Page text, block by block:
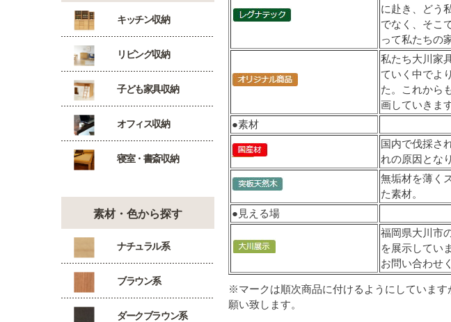
キッチン収納
リビング収納
子ども家具収納
オフィス収納
寝室・書斎収納
素材・色から探す
ナチュラル系
ブラウン系
ダークブラウン系
に赴き、どう
でなく、そこ
って私たちの
私たち大川家
ていく中でよ
た。これから
画していきます
●素材
国内で伐採さ
れの原因とな
無垢材を薄く
た素材。
●見える場
福岡県大川市
を展示してい
お問い合わせ
※マークは順次商品に付けるようにしていま
願い致します。